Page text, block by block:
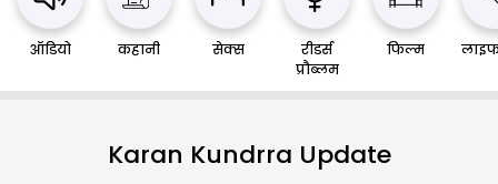
ऑडियो कहानी सेक्स
रीडर्स
प्रौब्लम
फिल्म
Karan Kundrra Update